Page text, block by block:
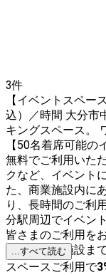
3件
【イベントスペー
込）／時間 大分市中心部・大分オーパ内に位置するコワー
キングスペース。
【50名着席可能
無料でご利用いた
クなど、イベント
た、商業施設内に
り、長時間のご利
分駅周辺でイベン
皆さまのご利用をお待ちし
ついては、施設ま
...すべて読む
スペースご利用で3